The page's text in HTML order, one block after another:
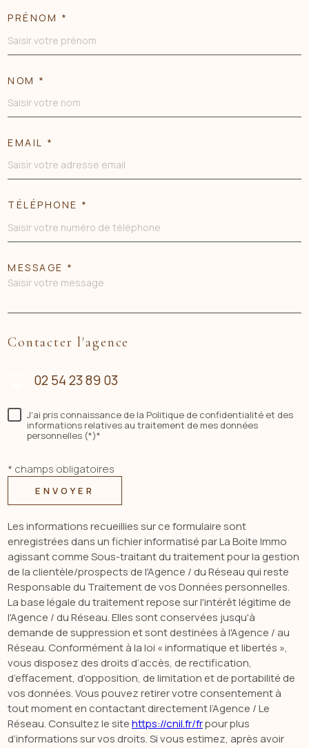
PRÉNOM *
NOM *
EMAIL *
TÉLÉPHONE *
MESSAGE *
Contacter l'agence
02 54 23 89 03
J'ai pris connaissance de la Politique de confidentialité et des
informations relatives au traitement de mes données
personnelles (*)*
* champs obligatoires
ENVOYER
Les informations recueillies sur ce formulaire sont
enregistrées dans un fichier informatisé par La Boite Immo
agissant comme Sous-traitant du traitement pour la gestion
de la clientèle/prospects de l'Agence / du Réseau qui reste
Responsable du Traitement de vos Données personnelles.
La base légale du traitement repose sur l'intérêt légitime de
l'Agence / du Réseau. Elles sont conservées jusqu'à
demande de suppression et sont destinées à l'Agence / au
Réseau. Conformément à la loi « informatique et libertés »,
vous disposez des droits d’accès, de rectification,
d’effacement, d’opposition, de limitation et de portabilité de
vos données. Vous pouvez retirer votre consentement à
tout moment en contactant directement l’Agence / Le
Réseau. Consultez le sitehttps://cnil.fr/frpour plus
d’informations sur vos droits. Si vous estimez, après avoir